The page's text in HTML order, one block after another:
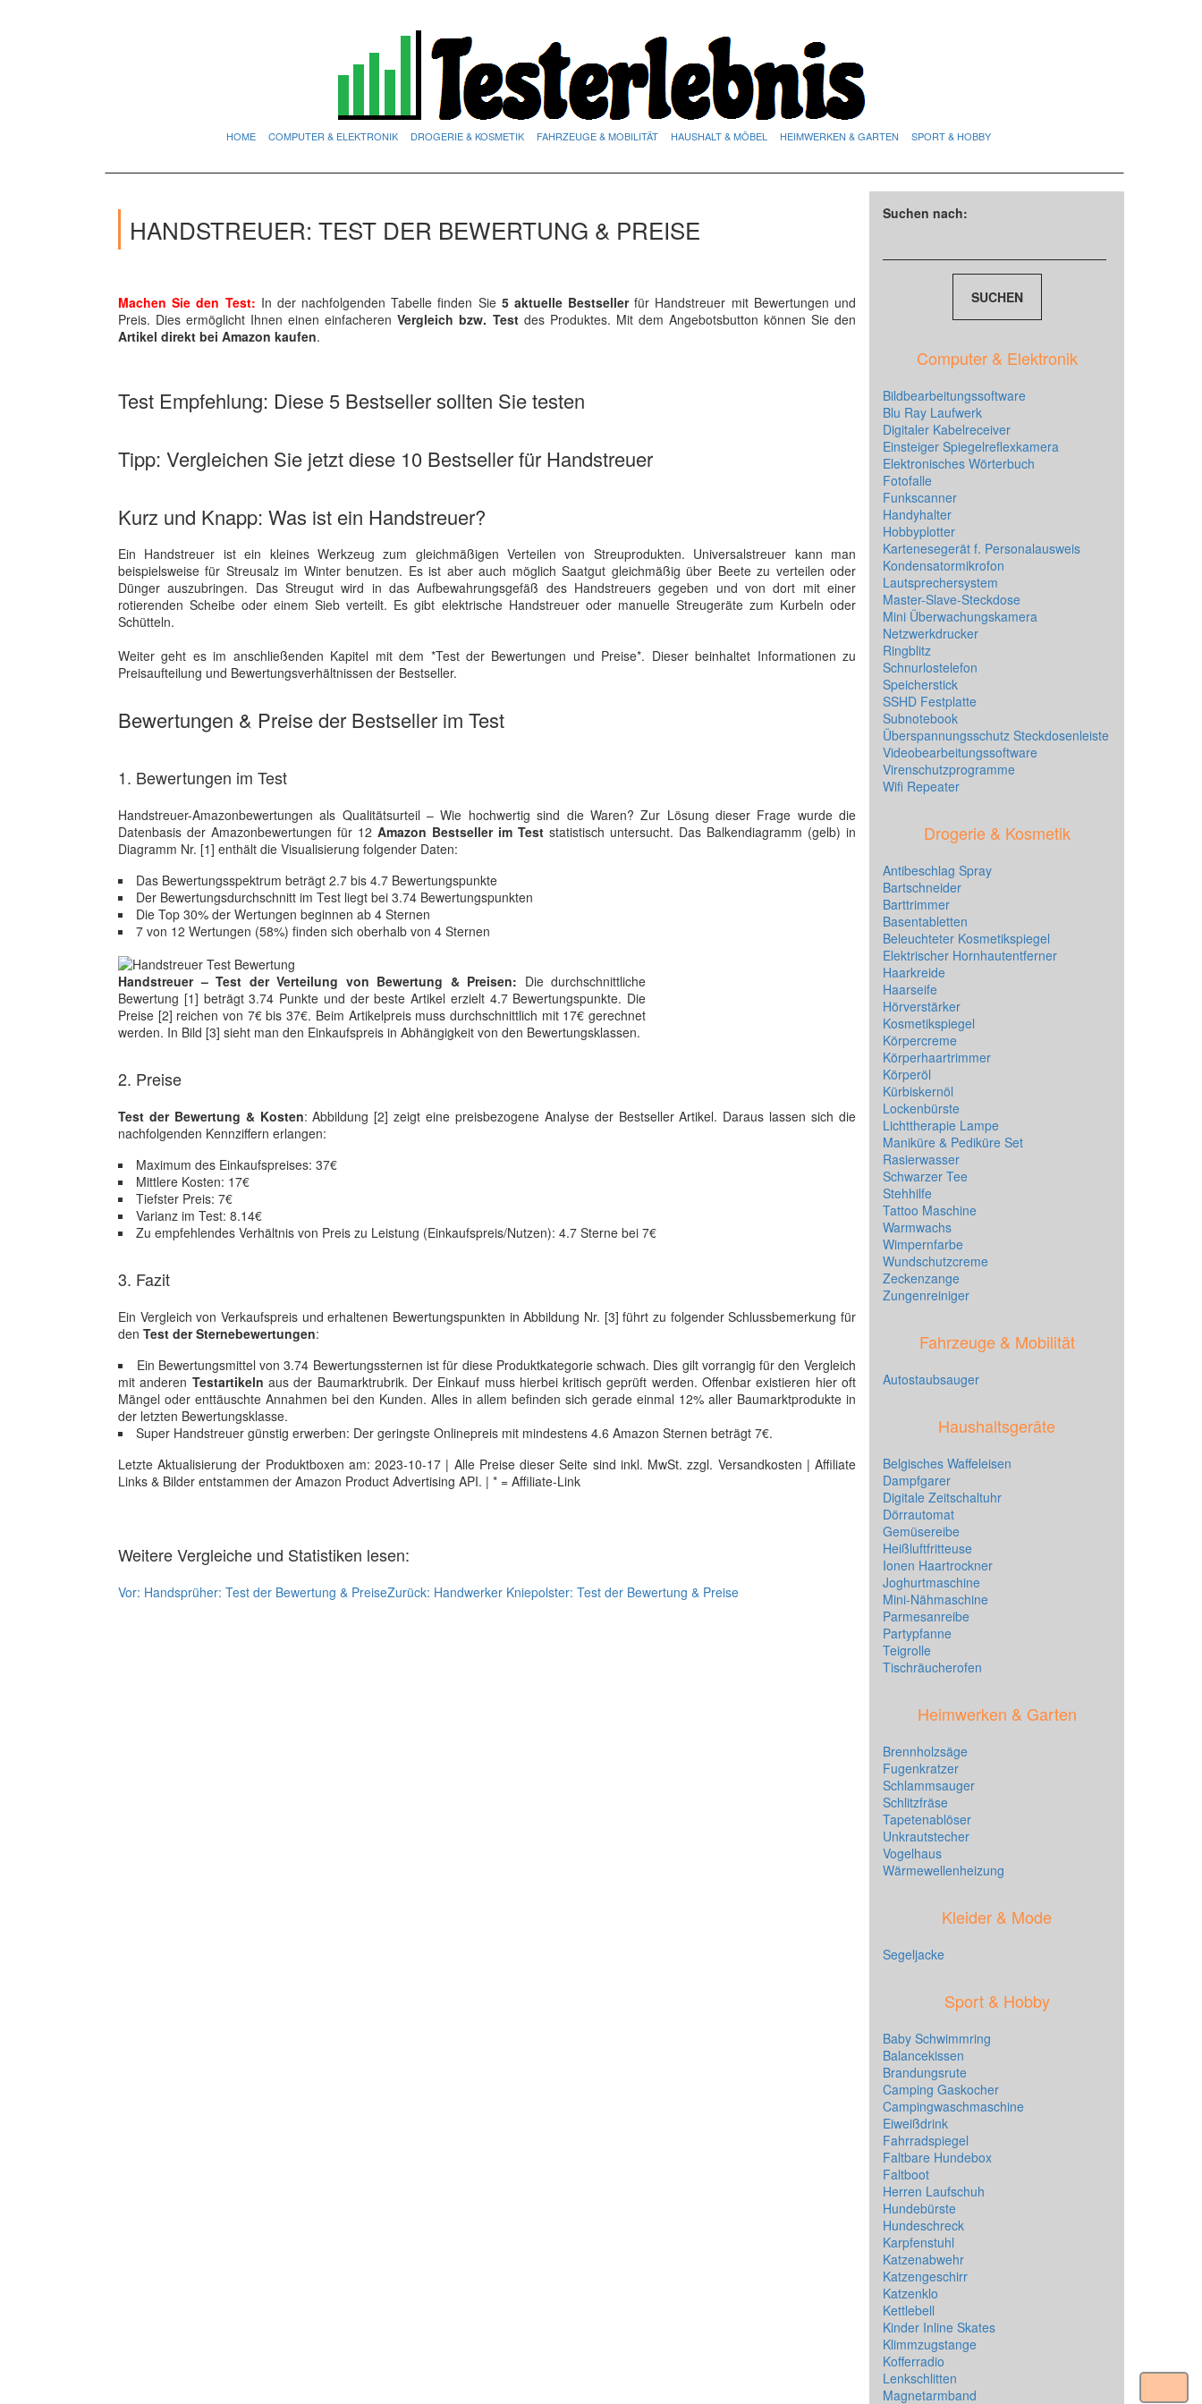
HOME COMPUTER & ELEKTRONIK DROGERIE & KOSMETIK FAHRZEUGE & MOBILITÄT HAUSHALT & MÖBEL HEIMWERKEN & GARTEN SPORT & HOBBY
HANDSTREUER: TEST DER BEWERTUNG & PREISE
Machen Sie den Test: In der nachfolgenden Tabelle finden Sie5 aktuelle Bestsellerfür Handstreuer mit Bewertungen und
Preis. Dies ermöglicht Ihnen einen einfacherenVergleich bzw. Testdes Produktes. Mit dem Angebotsbutton können Sie den
Artikel direkt bei Amazon kaufen.
Test Empfehlung: Diese 5 Bestseller sollten Sie testen
Tipp: Vergleichen Sie jetzt diese 10 Bestseller für Handstreuer
Kurz und Knapp: Was ist ein Handstreuer?
Ein Handstreuer ist ein kleines Werkzeug zum gleichmäßigen Verteilen von Streuprodukten. Universalstreuer kann man
beispielsweise für Streusalz im Winter benutzen. Es ist aber auch möglich Saatgut gleichmäßig über Beete zu verteilen oder
Dünger auszubringen. Das Streugut wird in das Aufbewahrungsgefäß des Handstreuers gegeben und von dort mit einer
rotierenden Scheibe oder einem Sieb verteilt. Es gibt elektrische Handstreuer oder manuelle Streugeräte zum Kurbeln oder
Schütteln.
Weiter geht es im anschließenden Kapitel mit dem *Test der Bewertungen und Preise*. Dieser beinhaltet Informationen zu
Preisaufteilung und Bewertungsverhältnissen der Bestseller.
Bewertungen & Preise der Bestseller im Test
1. Bewertungen im Test
Handstreuer-Amazonbewertungen als Qualitätsurteil – Wie hochwertig sind die Waren? Zur Lösung dieser Frage wurde die
Datenbasis der Amazonbewertungen für 12 Amazon Bestseller im Test statistisch untersucht. Das Balkendiagramm (gelb) in
Diagramm Nr. [1] enthält die Visualisierung folgender Daten:
Das Bewertungsspektrum beträgt 2.7 bis 4.7 Bewertungspunkte
Der Bewertungsdurchschnitt im Test liegt bei 3.74 Bewertungspunkten
Die Top 30% der Wertungen beginnen ab 4 Sternen
7 von 12 Wertungen (58%) finden sich oberhalb von 4 Sternen
Handstreuer – Test der Verteilung von Bewertung & Preisen: Die durchschnittliche
Bewertung [1] beträgt 3.74 Punkte und der beste Artikel erzielt 4.7 Bewertungspunkte. Die
Preise [2] reichen von 7€ bis 37€. Beim Artikelpreis muss durchschnittlich mit 17€ gerechnet
werden. In Bild [3] sieht man den Einkaufspreis in Abhängigkeit von den Bewertungsklassen.
2. Preise
Test der Bewertung & Kosten: Abbildung [2] zeigt eine preisbezogene Analyse der Bestseller Artikel. Daraus lassen sich die
nachfolgenden Kennziffern erlangen:
Maximum des Einkaufspreises: 37€
Mittlere Kosten: 17€
Tiefster Preis: 7€
Varianz im Test: 8.14€
Zu empfehlendes Verhältnis von Preis zu Leistung (Einkaufspreis/Nutzen): 4.7 Sterne bei 7€
3. Fazit
Ein Vergleich von Verkaufspreis und erhaltenen Bewertungspunkten in Abbildung Nr. [3] führt zu folgender Schlussbemerkung für
den Test der Sternebewertungen:
Ein Bewertungsmittel von 3.74 Bewertungssternen ist für diese Produktkategorie schwach. Dies gilt vorrangig für den Vergleich
mit anderen Testartikeln aus der Baumarktrubrik. Der Einkauf muss hierbei kritisch geprüft werden. Offenbar existieren hier oft
Mängel oder enttäuschte Annahmen bei den Kunden. Alles in allem befinden sich gerade einmal 12% aller Baumarktprodukte in
der letzten Bewertungsklasse.
Super Handstreuer günstig erwerben: Der geringste Onlinepreis mit mindestens 4.6 Amazon Sternen beträgt 7€.
Letzte Aktualisierung der Produktboxen am: 2023-10-17 | Alle Preise dieser Seite sind inkl. MwSt. zzgl. Versandkosten | Affiliate
Links & Bilder entstammen der Amazon Product Advertising API. | * = Affiliate-Link
Weitere Vergleiche und Statistiken lesen:
Vor: Handsprüher: Test der Bewertung & PreiseZurück: Handwerker Kniepolster: Test der Bewertung & Preise
Suchen nach:
Computer & Elektronik
Bildbearbeitungssoftware
Blu Ray Laufwerk
Digitaler Kabelreceiver
Einsteiger Spiegelreflexkamera
Elektronisches Wörterbuch
Fotofalle
Funkscanner
Handyhalter
Hobbyplotter
Kartenesegerät f. Personalausweis
Kondensatormikrofon
Lautsprechersystem
Master-Slave-Steckdose
Mini Überwachungskamera
Netzwerkdrucker
Ringblitz
Schnurlostelefon
Speicherstick
SSHD Festplatte
Subnotebook
Überspannungsschutz Steckdosenleiste
Videobearbeitungssoftware
Virenschutzprogramme
Wifi Repeater
Drogerie & Kosmetik
Antibeschlag Spray
Bartschneider
Barttrimmer
Basentabletten
Beleuchteter Kosmetikspiegel
Elektrischer Hornhautentferner
Haarkreide
Haarseife
Hörverstärker
Kosmetikspiegel
Körpercreme
Körperhaartrimmer
Körperöl
Kürbiskernöl
Lockenbürste
Lichttherapie Lampe
Maniküre & Pediküre Set
Rasierwasser
Schwarzer Tee
Stehhilfe
Tattoo Maschine
Warmwachs
Wimpernfarbe
Wundschutzcreme
Zeckenzange
Zungenreiniger
Fahrzeuge & Mobilität
Autostaubsauger
Haushaltsgeräte
Belgisches Waffeleisen
Dampfgarer
Digitale Zeitschaltuhr
Dörrautomat
Gemüsereibe
Heißluftfritteuse
Ionen Haartrockner
Joghurtmaschine
Mini-Nähmaschine
Parmesanreibe
Partypfanne
Teigrolle
Tischräucherofen
Heimwerken & Garten
Brennholzsäge
Fugenkratzer
Schlammsauger
Schlitzfräse
Tapetenablöser
Unkrautstecher
Vogelhaus
Wärmewellenheizung
Kleider & Mode
Segeljacke
Sport & Hobby
Baby Schwimmring
Balancekissen
Brandungsrute
Camping Gaskocher
Campingwaschmaschine
Eiweißdrink
Fahrradspiegel
Faltbare Hundebox
Faltboot
Herren Laufschuh
Hundebürste
Hundeschreck
Karpfenstuhl
Katzenabwehr
Katzengeschirr
Katzenklo
Kettlebell
Kinder Inline Skates
Klimmzugstange
Kofferradio
Lenkschlitten
Magnetarmband